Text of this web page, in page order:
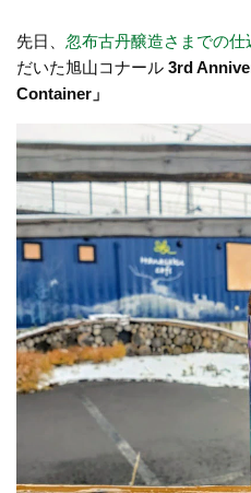
先日、 忽布古丹醸造さまでの仕
だいた旭山コナール 3rd
Container」